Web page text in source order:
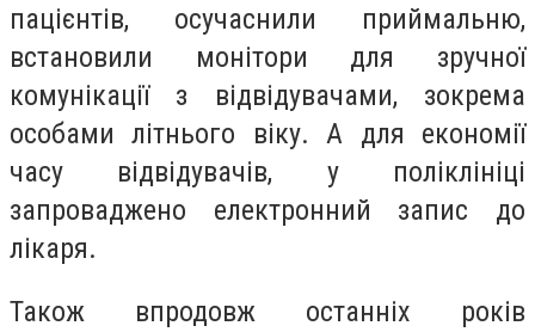
пацієнтів, осучаснили приймальню,
встановили монітори для зручної
комунікації з відвідувачами, зокрема
особами літнього віку. А для економії
часу відвідувачів, у поліклініці
запроваджено електронний запис до
лікаря.
Також впродовж останніх років